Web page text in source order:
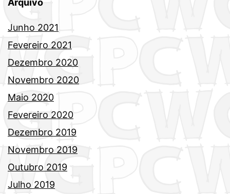
Arquivo
Junho 2021
Fevereiro 2021
Dezembro 2020
Novembro 2020
Maio 2020
Fevereiro 2020
Dezembro 2019
Novembro 2019
Outubro 2019
Julho 2019